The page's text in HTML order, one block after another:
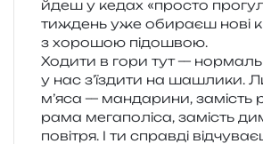
йдеш у кедах «про­сто
тиждень уже оби­ра­єш нові
з хоро­шою підошвою.
Ходити в гори тут —
у нас з’їздити на шашли­ки.
м’яса — ман­да­ри­ни, замість
ра­ма мега­по­лі­са, замість
пові­тря. І ти справ­ді